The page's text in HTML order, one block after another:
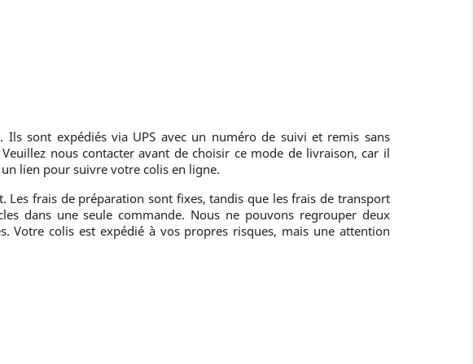
sont expédiés via UPS avec un numéro de suivi et remis sans
nous contacter avant de choisir ce mode de livraison, car il
lien pour suivre votre colis en ligne.
frais de préparation sont fixes, tandis que les frais de transport
dans une seule commande. Nous ne pouvons regrouper deux
Votre colis est expédié à vos propres risques, mais une attention